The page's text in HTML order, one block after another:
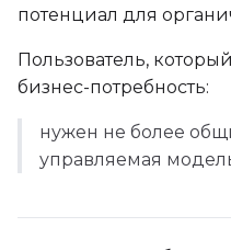
потенциал для
Пользователь,
бизнес-потребность:
нужен не более
управляемая